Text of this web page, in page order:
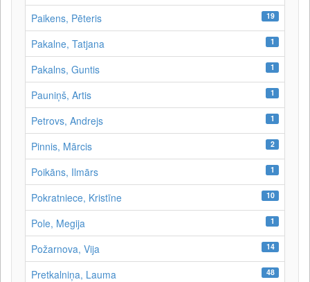
Paikens, Pēteris 19
Pakalne, Tatjana 1
Pakalns, Guntis 1
Pauniņš, Artis 1
Petrovs, Andrejs 1
Pinnis, Mārcis 2
Poikāns, Ilmārs 1
Pokratniece, Kristīne 10
Pole, Megija 1
Požarnova, Vija 14
Pretkalniņa, Lauma 48